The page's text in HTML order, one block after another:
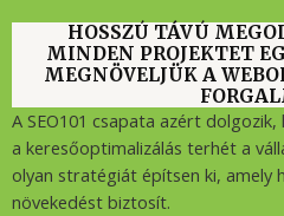
HOSSZÚ TÁVÚ
MINDEN PROJEKTET
MEGNÖVELJÜK A
A SEO101 csapata azért dolgozik,
a keresőoptimalizálás terhét a
olyan stratégiát építsen ki, amely
növekedést biztosít.